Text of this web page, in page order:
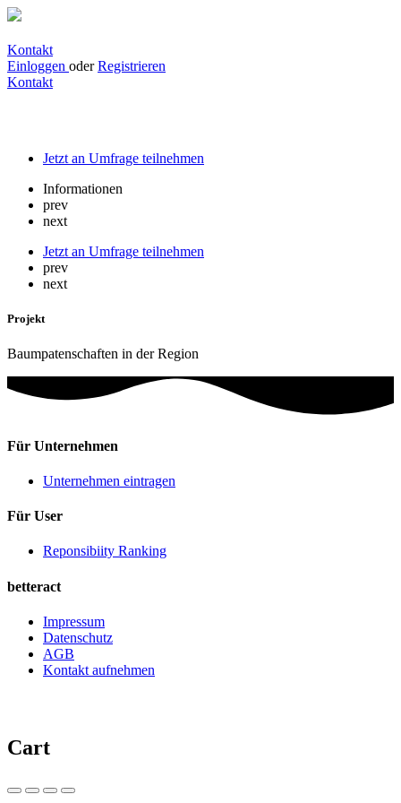
Kontakt
Einloggen oder Registrieren
Kontakt
Jetzt an Umfrage teilnehmen
Informationen
prev
next
Jetzt an Umfrage teilnehmen
prev
next
Projekt
Baumpatenschaften in der Region
Für Unternehmen
Unternehmen eintragen
Für User
Reponsibiity Ranking
betteract
Impressum
Datenschutz
AGB
Kontakt aufnehmen
Cart